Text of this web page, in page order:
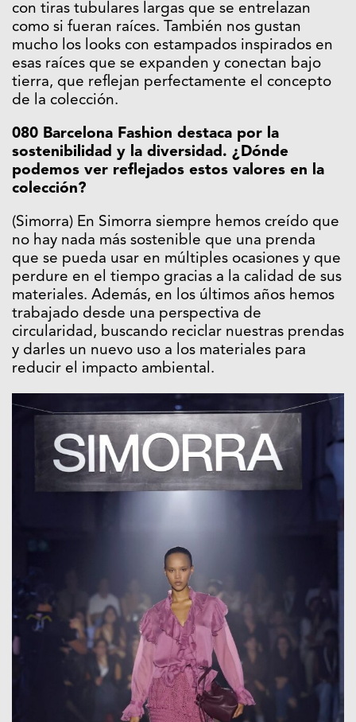
con tiras tubulares largas que se entrelazan
como si fueran raíces. También nos gustan
mucho los looks con estampados inspirados en
esas raíces que se expanden y conectan bajo
tierra, que reflejan perfectamente el concepto
de la colección.
080 Barcelona Fashion destaca por la
sostenibilidad y la diversidad. ¿Dónde
podemos ver reflejados estos valores en la
colección?
(Simorra) En Simorra siempre hemos creído que
no hay nada más sostenible que una prenda
que se pueda usar en múltiples ocasiones y que
perdure en el tiempo gracias a la calidad de sus
materiales. Además, en los últimos años hemos
trabajado desde una perspectiva de
circularidad, buscando reciclar nuestras prendas
y darles un nuevo uso a los materiales para
reducir el impacto ambiental.